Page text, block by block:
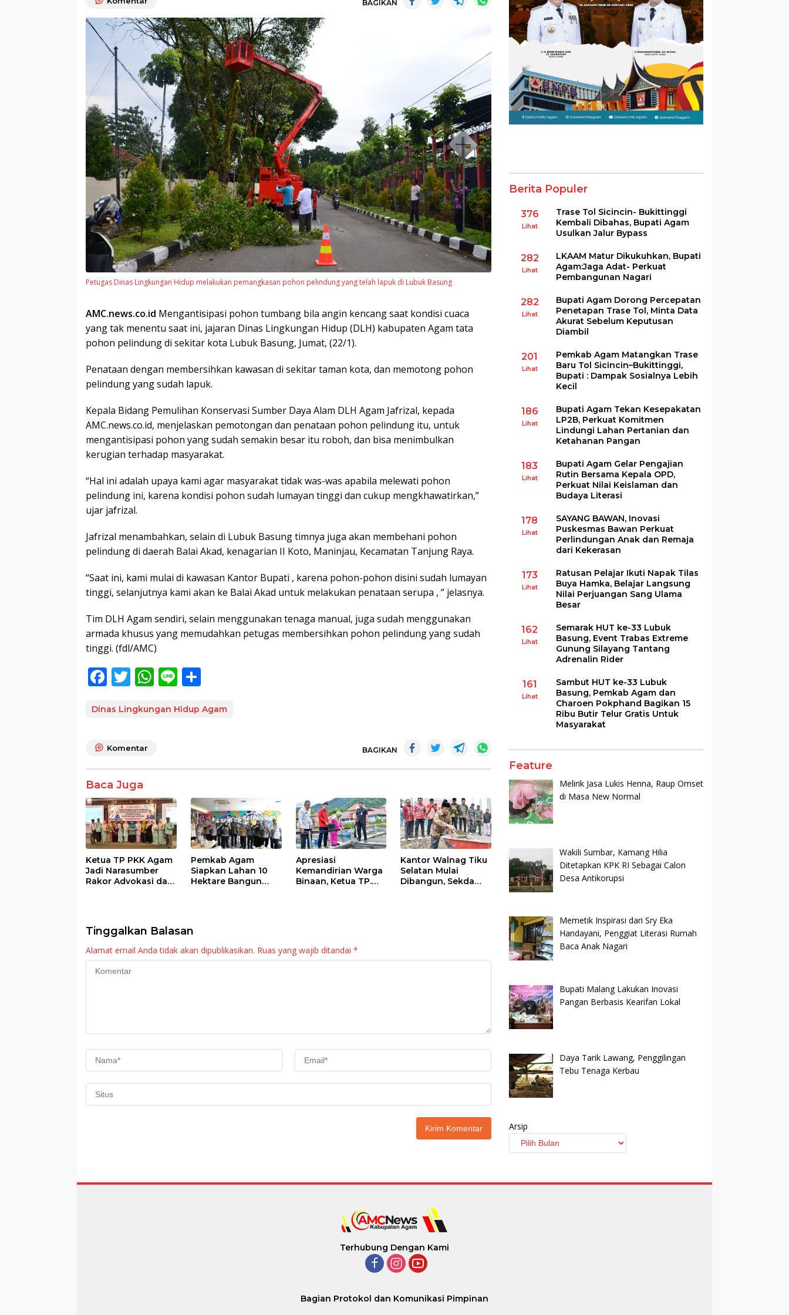
BAGIKAN
Petugas Dinas Lingkungan Hidup melakukan pemangkasan pohon pelindung yang telah lapuk di Lubuk Basung
AMC.news.co.id Mengantisipasi pohon tumbang bila angin kencang saat kondisi cuaca
yang tak menentu saat ini, jajaran Dinas Lingkungan Hidup (DLH) kabupaten Agam tata
pohon pelindung di sekitar kota Lubuk Basung, Jumat, (22/1).
Penataan dengan membersihkan kawasan di sekitar taman kota, dan memotong pohon
pelindung yang sudah lapuk.
Kepala Bidang Pemulihan Konservasi Sumber Daya Alam DLH Agam Jafrizal, kepada
AMC.news.co.id, menjelaskan pemotongan dan penataan pohon pelindung itu, untuk
mengantisipasi pohon yang sudah semakin besar itu roboh, dan bisa menimbulkan
kerugian terhadap masyarakat.
“Hal ini adalah upaya kami agar masyarakat tidak was-was apabila melewati pohon
pelindung ini, karena kondisi pohon sudah lumayan tinggi dan cukup mengkhawatirkan,”
ujar jafrizal.
Jafrizal menambahkan, selain di Lubuk Basung timnya juga akan membehani pohon
pelindung di daerah Balai Akad, kenagarian II Koto, Maninjau, Kecamatan Tanjung Raya.
“Saat ini, kami mulai di kawasan Kantor Bupati , karena pohon-pohon disini sudah lumayan
tinggi, selanjutnya kami akan ke Balai Akad untuk melakukan penataan serupa , ” jelasnya.
Tim DLH Agam sendiri, selain menggunakan tenaga manual, juga sudah menggunakan
armada khusus yang memudahkan petugas membersihkan pohon pelindung yang sudah
tinggi. (fdl/AMC)
F
e
o
o
k
T
itt
W
at
p
Li
e ar
Dinas Lingkungan Hidup Agam
Komentar BAGIKAN
Baca Juga
Ketua TP PKK Agam
Jadi Narasumber
Rakor Advokasi dan
Pemkab Agam
Siapkan Lahan 10
Hektare Bangun
Apresiasi
Kemandirian Warga
Binaan, Ketua TP.
Kantor Walnag Tiku
Selatan Mulai
Dibangun, Sekda
Tinggalkan Balasan
Alamat email Anda tidak akan dipublikasikan. Ruas yang wajib ditandai *
Berita Populer
376
Lihat
Trase Tol Sicincin- Bukittinggi
Kembali Dibahas, Bupati Agam
Usulkan Jalur Bypass
282
Lihat
LKAAM Matur Dikukuhkan, Bupati
Agam:Jaga Adat- Perkuat
Pembangunan Nagari
282
Lihat
Bupati Agam Dorong Percepatan
Penetapan Trase Tol, Minta Data
Akurat Sebelum Keputusan
Diambil
201
Lihat
Pemkab Agam Matangkan Trase
Baru Tol Sicincin–Bukittinggi,
Bupati : Dampak Sosialnya Lebih
Kecil
186
Lihat
Bupati Agam Tekan Kesepakatan
LP2B, Perkuat Komitmen
Lindungi Lahan Pertanian dan
Ketahanan Pangan
183
Lihat
Bupati Agam Gelar Pengajian
Rutin Bersama Kepala OPD,
Perkuat Nilai Keislaman dan
Budaya Literasi
178
Lihat
SAYANG BAWAN, Inovasi
Puskesmas Bawan Perkuat
Perlindungan Anak dan Remaja
dari Kekerasan
173
Lihat
Ratusan Pelajar Ikuti Napak Tilas
Buya Hamka, Belajar Langsung
Nilai Perjuangan Sang Ulama
Besar
162
Lihat
Semarak HUT ke-33 Lubuk
Basung, Event Trabas Extreme
Gunung Silayang Tantang
Adrenalin Rider
161
Lihat
Sambut HUT ke-33 Lubuk
Basung, Pemkab Agam dan
Charoen Pokphand Bagikan 15
Ribu Butir Telur Gratis Untuk
Masyarakat
Feature
Melirik Jasa Lukis Henna, Raup Omset
di Masa New Normal
Wakili Sumbar, Kamang Hilia
Ditetapkan KPK RI Sebagai Calon
Desa Antikorupsi
Memetik Inspirasi dari Sry Eka
Handayani, Penggiat Literasi Rumah
Baca Anak Nagari
Bupati Malang Lakukan Inovasi
Pangan Berbasis Kearifan Lokal
Daya Tarik Lawang, Penggilingan
Tebu Tenaga Kerbau
Arsip
Terhubung Dengan Kami
Bagian Protokol dan Komunikasi Pimpinan